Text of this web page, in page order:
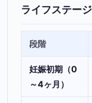
ライフステー
段階
妊娠初期（0
～4ヶ月）